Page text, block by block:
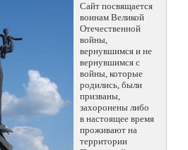
Сайт посвящается
воинам Великой
Отечественной
войны,
вернувшимся и не
вернувшимся с
войны, которые
родились, были
призваны,
захоронены либо
в настоящее время
проживают на
территории